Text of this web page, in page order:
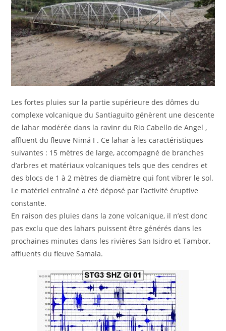
Les fortes pluies sur la partie supérieure des dômes du
complexe volcanique du Santiaguito génèrent une descente
de lahar modérée dans la ravinr du Rio Cabello de Angel ,
affluent du fleuve Nimá I . Ce lahar à les caractéristiques
suivantes : 15 mètres de large, accompagné de branches
d’arbres et matériaux volcaniques tels que des cendres et
des blocs de 1 à 2 mètres de diamètre qui font vibrer le sol.
Le matériel entraîné a été déposé par l’activité éruptive
constante.
En raison des pluies dans la zone volcanique, il n’est donc
pas exclu que des lahars puissent être générés dans les
prochaines minutes dans les rivières San Isidro et Tambor,
affluents du fleuve Samala.